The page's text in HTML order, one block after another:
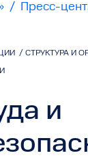
/ Пресс-
/ СТРУКТУРА И
и